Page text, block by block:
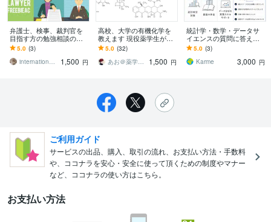
弁護士、検事、裁判官を
目指す方の勉強相談のり
ます アメリカの弁護士志
望の留学相談も可能です
5.0 (3)
internationalschool
1,500 円
高校、大学の有機化学を
教えます 現役薬学生がわ
かりやすく答えます
5.0 (32)
あお＠薬学コーチ
1,500 円
統計学・数学・データサ
イエンスの質問に答えま
す 学生〜社会人まで誰で
も|目的に応じて丁寧に優
しく対応します
5.0 (3)
Karme
3,000 円
ご利用ガイド
サービスの出品、購入、取引の流れ、お支払い方法・手数料
や、ココナラを安心・安全に使って頂くための制度やマナー
など、ココナラの使い方はこちら。
お支払い方法